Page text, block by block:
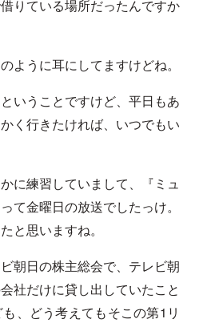
りている場所だったんですか
ように耳にしてますけどね。
いうことですけど、平日もあ
く行きたければ、いつでもい
に練習していまして、『ミュ
て金曜日の放送でしたっけ。
と思いますね。
朝日の株主総会で、テレビ朝
社だけに貸し出していたこと
、どう考えてもそこの第1リ